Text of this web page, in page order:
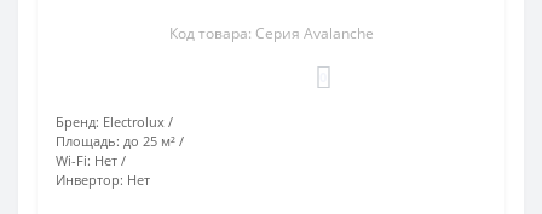
Код товара: Серия Avalanche
Бренд: Electrolux
Площадь: до 25 м²
Wi-Fi: Нет
Инвертор: Нет